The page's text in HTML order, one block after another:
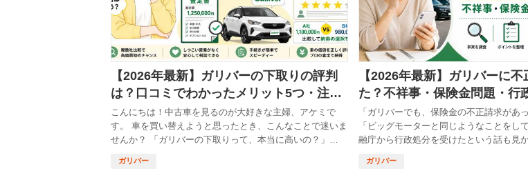
【2026年最新】ガリバーの下取りの評判
は？口コミでわかったメリット5つ・注意
点5つ
こんにちは！中古車を見るのが大好きな主婦、アケミで
す。 車を買い替えようと思ったとき、こんなことで迷いま
せんか？ 「ガリバーの下取りって、本当に高いの？」
ーラーにそのまま下取りしてもらうほうがラクかな……」
【2026年最新】ガリバーに不
た？不祥事・保険金問題・行
「ガリバーでも、保険金の不正請求があ
「ビッグモーターと同じようなことをし
融庁から行政処分を受けたという話も見
こんな不安を感じてしまいますよね。 こ